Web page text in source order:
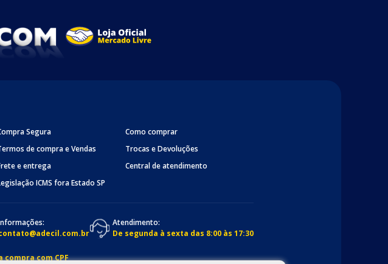
Segura
Como comprar
de compra e Vendas
Trocas e Devoluções
e entrega
Central de atendimento
ICMS fora Estado SP
Atendimento:
De segunda à sexta das 8:00 às 17:30
com CPF